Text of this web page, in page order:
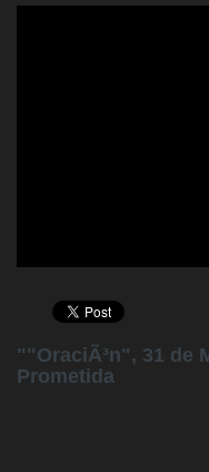
""OraciÃ³n", 31 de
Prometida